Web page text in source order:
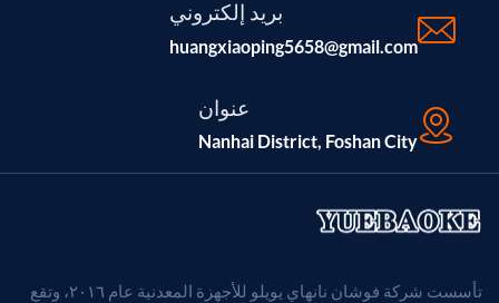
بريد إلكتروني
huangxiaoping5658@gmail.com
عنوان
Nanhai District, Foshan City
تأسست شركة فوشان نانهاي يويلو للأجهزة المعدنية عام ٢٠١٦، وتقع